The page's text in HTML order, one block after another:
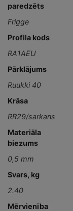
paredzēts
Frigge
Profila kods
RA1AEU
Pārklājums
Ruukki 40
Krāsa
RR29/sarkans
Materiāla
biezums
0,5 mm
Svars, kg
2.40
Mērvienība